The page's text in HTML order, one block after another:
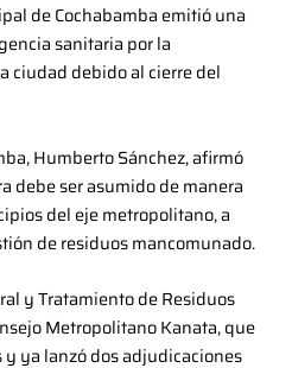
de Cochabamba emitió una
sanitaria por la
ciudad debido al cierre del
Humberto Sánchez, afirmó
debe ser asumido de manera
del eje metropolitano, a
de residuos mancomunado.
y Tratamiento de Residuos
Metropolitano Kanata, que
ya lanzó dos adjudicaciones